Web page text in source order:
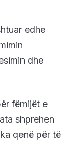
edhe
dhe
fëmijët e
shprehen
qenë për të